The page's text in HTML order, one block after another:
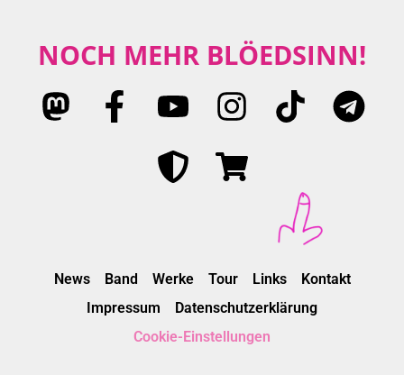
NOCH MEHR BLÖEDSINN!
News Band Werke Tour Links
Kontakt
Impressum
Datenschutzerklärung
Cookie-Einstellungen